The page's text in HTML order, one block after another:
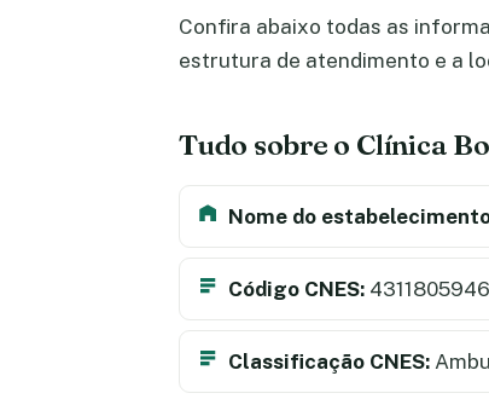
Confira abaixo todas as
estrutura de atendimento e a
Tudo sobre o Clínica
Nome do
Código CNES:
Classificação CNES: